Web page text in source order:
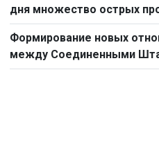
дня множество острых
Формирование новых
между Соединенными
Китаем